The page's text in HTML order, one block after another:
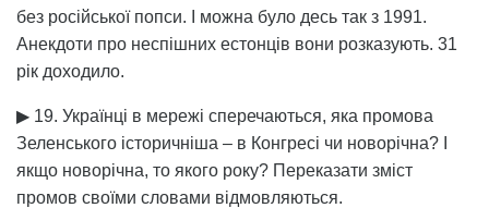
без російської попси. І можна було десь так з 1991.
Анекдоти про неспішних естонців вони розказують. 31
рік доходило.
▶ 19. Українці в мережі сперечаються, яка промова
Зеленського історичніша – в Конгресі чи новорічна? І
якщо новорічна, то якого року? Переказати зміст
промов своїми словами відмовляються.